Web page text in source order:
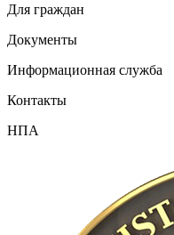
Для граждан
Документы
Информационная служба
Контакты
НПА